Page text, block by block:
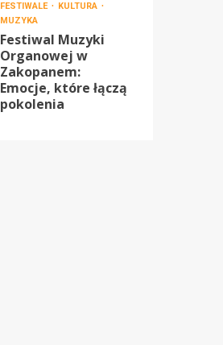
FESTIWALE
KULTURA
MUZYKA
Festiwal Muzyki
Organowej w
Zakopanem:
Emocje, które łączą
pokolenia